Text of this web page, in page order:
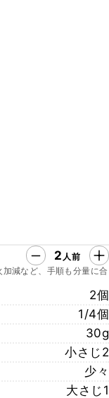
。
2 人前
減など、手順も分量に合
2個
1/4個
30g
小さじ2
少々
大さじ1